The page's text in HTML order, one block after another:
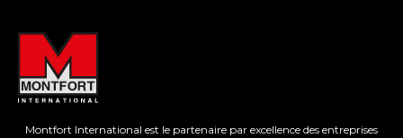
Montfort International est le partenaire par excellence des entreprises